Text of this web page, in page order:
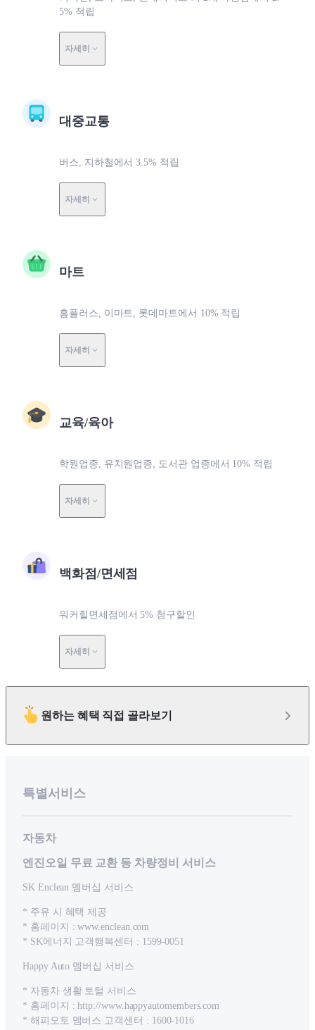
5% 적립
자세히
대중교통
버스, 지하철에서 3.5% 적립
자세히
마트
홈플러스, 이마트, 롯데마트에서 10% 적립
자세히
교육/육아
학원업종, 유치원업종, 도서관 업종에서 10% 적립
자세히
백화점/면세점
워커힐면세점에서 5% 청구할인
자세히
원하는 혜택 직접 골라보기
특별서비스
자동차
엔진오일 무료 교환 등 차량정비 서비스
SK Enclean 멤버십 서비스
* 주유 시 혜택 제공
* 홈페이지 : www.enclean.com
* SK에너지 고객행복센터 : 1599-0051
Happy Auto 멤버십 서비스
* 자동차 생활 토털 서비스
* 홈페이지 : http://www.happyautomembers.com
* 해피오토 멤버스 고객센터 : 1600-1016